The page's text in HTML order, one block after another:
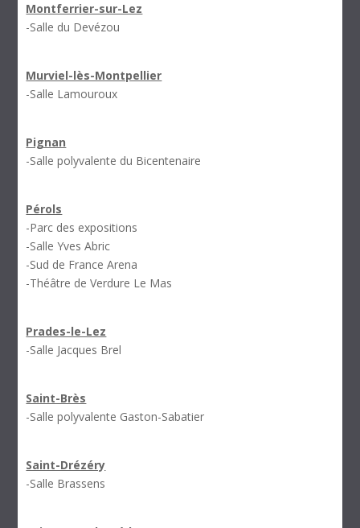
Montferrier-sur-Lez
-Salle du Devézou
Murviel-lès-Montpellier
-Salle Lamouroux
Pignan
-Salle polyvalente du Bicentenaire
Pérols
-Parc des expositions
-Salle Yves Abric
-Sud de France Arena
-Théâtre de Verdure Le Mas
Prades-le-Lez
-Salle Jacques Brel
Saint-Brès
-Salle polyvalente Gaston-Sabatier
Saint-Drézéry
-Salle Brassens